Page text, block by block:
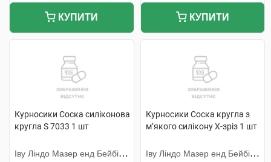
КУПИТИ КУПИТИ
Курносики Соска силіконова
кругла S 7033 1 шт
Іву Ліндо Мазер енд Бейбі
Курносики Соска кругла з
м’якого силікону X-зріз 1 шт
Іву Ліндо Мазер енд Бейбі